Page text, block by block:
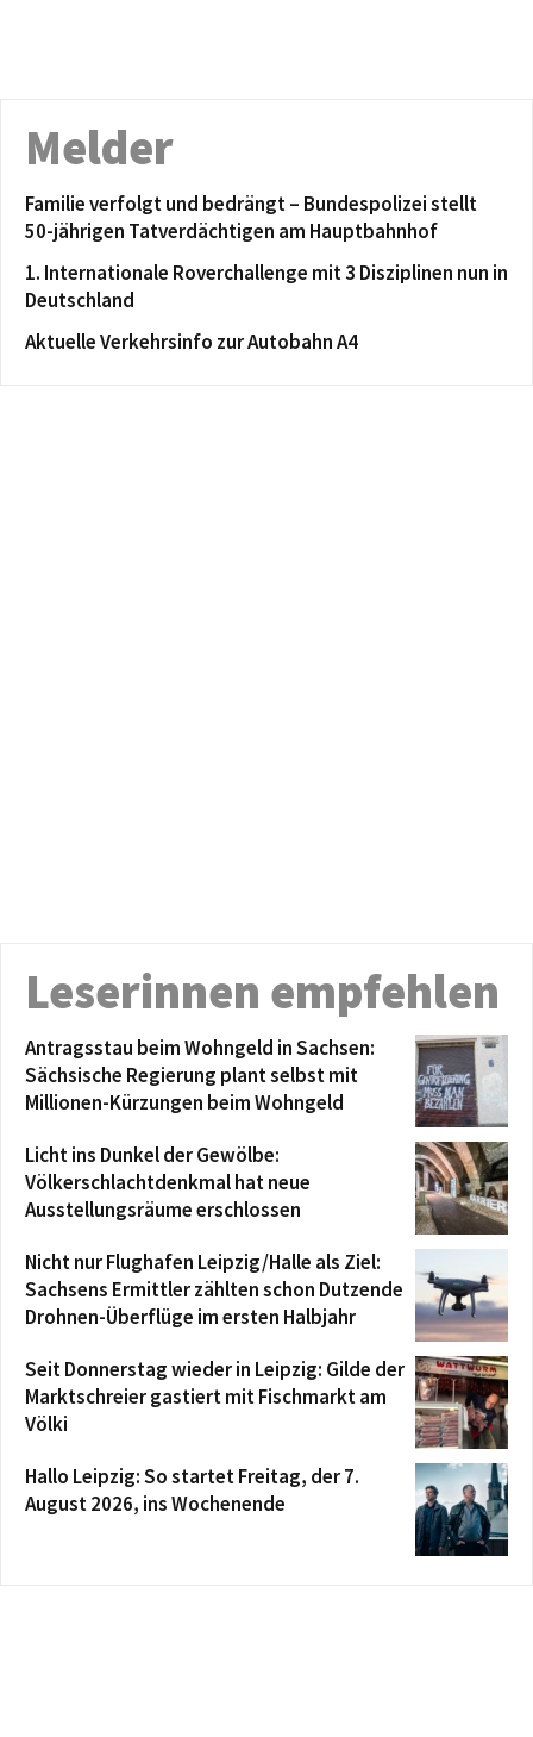
Melder
Familie verfolgt und bedrängt – Bundespolizei stellt
50-jährigen Tatverdächtigen am Hauptbahnhof
1. Internationale Roverchallenge mit 3 Disziplinen nun in
Deutschland
Aktuelle Verkehrsinfo zur Autobahn A4
Leserinnen empfehlen
Antragsstau beim Wohngeld in Sachsen:
Sächsische Regierung plant selbst mit
Millionen-Kürzungen beim Wohngeld
Licht ins Dunkel der Gewölbe:
Völkerschlachtdenkmal hat neue
Ausstellungsräume erschlossen
Nicht nur Flughafen Leipzig/Halle als Ziel:
Sachsens Ermittler zählten schon Dutzende
Drohnen-Überflüge im ersten Halbjahr
Seit Donnerstag wieder in Leipzig: Gilde der
Marktschreier gastiert mit Fischmarkt am
Völki
Hallo Leipzig: So startet Freitag, der 7.
August 2026, ins Wochenende